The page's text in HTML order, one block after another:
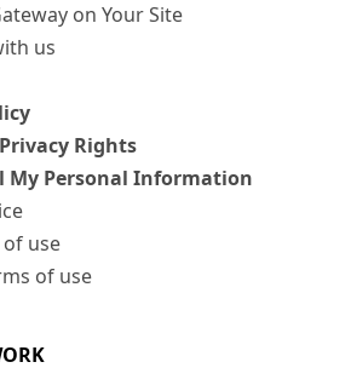
on Your Site
us
Rights
My Personal Information
of use
of use